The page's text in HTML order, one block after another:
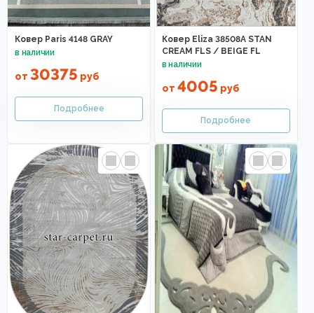
Ковер Paris 4148 GRAY
от 30375 руб
Ковер Eliza 38508A STAN
CREAM FLS / BEIGE FL
от 4005 руб